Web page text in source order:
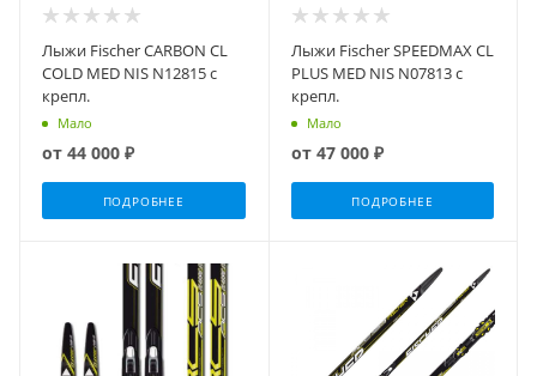
Лыжи Fischer CARBON CL
COLD MED NIS N12815 с
крепл.
Мало
от 44 000 ₽
ПОДРОБНЕЕ
Лыжи Fischer SPEEDMAX CL
PLUS MED NIS N07813 с
крепл.
Мало
от 47 000 ₽
ПОДРОБНЕЕ